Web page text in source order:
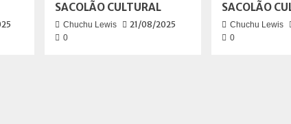
SACOLÃO CULTURAL
Chuchu Lewis 21/08/2025
0
SACOLÃO
Chuchu Lewis
0